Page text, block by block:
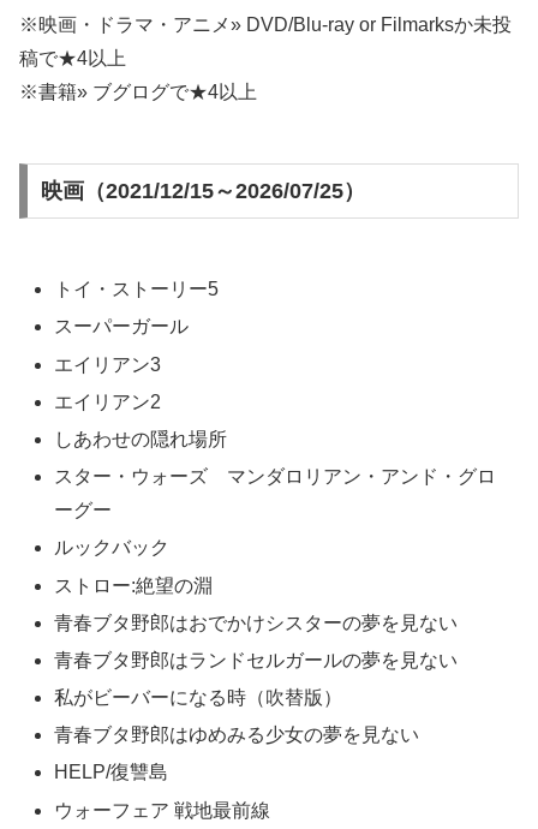
※映画・ドラマ・アニメ» DVD/Blu-ray or Filmarksか未投
稿で★4以上
※書籍» ブグログで★4以上
映画（2021/12/15～2026/07/25）
トイ・ストーリー5
スーパーガール
エイリアン3
エイリアン2
しあわせの隠れ場所
スター・ウォーズ マンダロリアン・アンド・グロ
ーグー
ルックバック
ストロー:絶望の淵
青春ブタ野郎はおでかけシスターの夢を見ない
青春ブタ野郎はランドセルガールの夢を見ない
私がビーバーになる時（吹替版）
青春ブタ野郎はゆめみる少女の夢を見ない
HELP/復讐島
ウォーフェア 戦地最前線